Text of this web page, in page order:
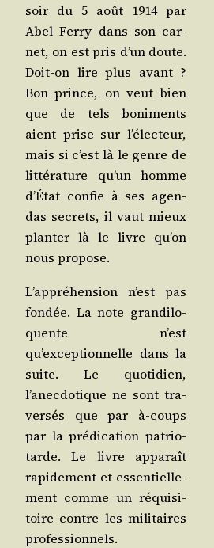
soir du 5 août 1914 par
Abel Fer­ry dans son car­
net, on est pris d’un doute.
Doit-on lire plus avant ?
Bon prince, on veut bien
que de tels boni­ments
aient prise sur l’électeur,
mais si c’est là le genre de
lit­té­ra­ture qu’un homme
d’État confie à ses agen­
das secrets, il vaut mieux
plan­ter là le livre qu’on
nous propose.
L’appréhension n’est pas
fon­dée. La note gran­di­lo­
quente n’est
qu’exceptionnelle dans la
suite. Le quo­ti­dien,
l’anecdotique ne sont tra­
ver­sés que par à‑coups
par la pré­di­ca­tion patrio­
tarde. Le livre appa­raît
rapi­de­ment et essen­tiel­le­
ment comme un réqui­si­
toire contre les mili­taires
professionnels.